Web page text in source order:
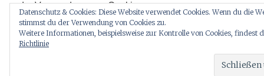
der Verwendung von Cookies zu.
Zur Datenschutzerklärung hier entlang.
Datenschutz & Cookies: Diese Website verwendet Cookies. Wenn du die
stimmst du der Verwendung von Cookies zu.
Weitere Informationen, beispielsweise zur Kontrolle von Cookies, findest
Richtlinie